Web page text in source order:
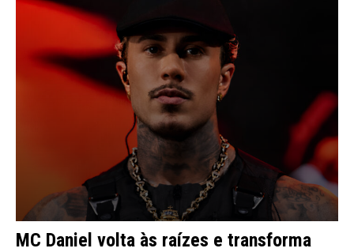
MC Daniel volta às raízes e transforma